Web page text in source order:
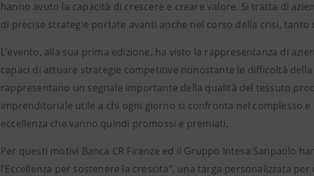
hanno avuto la capacità di crescere e creare valore. Si tratta di
di precise strategie portate avanti anche nel corso della crisi,
L’evento, alla sua prima edizione, ha visto la rappresentanza di
capaci di attuare strategie competitive nonostante le difficoltà
rappresentano un segnale importante della qualità del tessuto
imprenditoriale utile a chi ogni giorno si confronta nel complesso
eccellenza che vanno quindi promossi e premiati.
Per questi motivi Banca CR Firenze ed il Gruppo Intesa Sanpaolo
l’Eccellenza per sostenere la crescita”, una targa personalizzata